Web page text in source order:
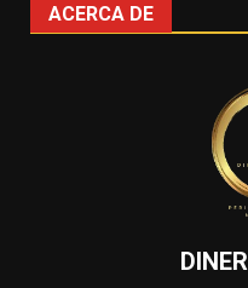
ACERCA DE